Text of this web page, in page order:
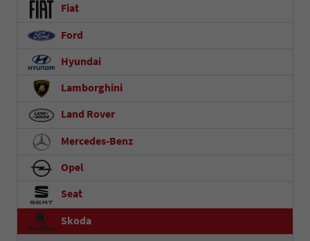
Fiat
Ford
Hyundai
Lamborghini
Land Rover
Mercedes-Benz
Opel
Seat
Skoda